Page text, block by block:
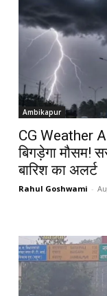
Ambikapur
CG Weather
बिगड़ेगा मौसम!
बारिश का अलर्ट
Rahul Goshwami -